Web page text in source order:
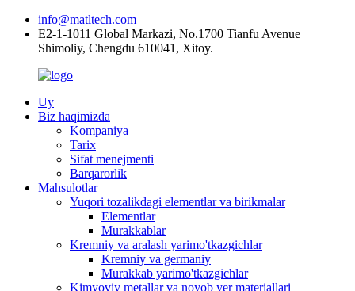
info@matltech.com
E2-1-1011 Global Markazi, No.1700 Tianfu Avenue
Shimoliy, Chengdu 610041, Xitoy.
Uy
Biz haqimizda
Kompaniya
Tarix
Sifat menejmenti
Barqarorlik
Mahsulotlar
Yuqori tozalikdagi elementlar va birikmalar
Elementlar
Murakkablar
Kremniy va aralash yarimo'tkazgichlar
Kremniy va germaniy
Murakkab yarimo'tkazgichlar
Kimyoviy metallar va noyob yer materiallari